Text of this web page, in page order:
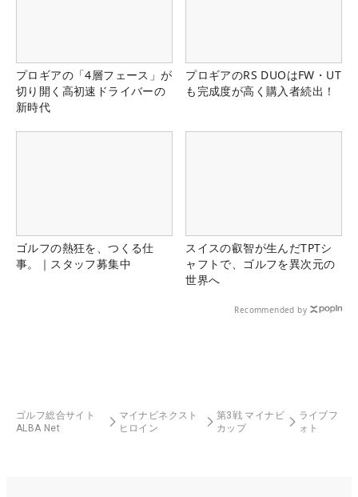
プロギアの「4層フェース」が
切り開く高初速ドライバーの
新時代
プロギアのRS DUOはFW・UT
も完成度が高く購入者続出！
ゴルフの熱狂を、つくる仕
事。｜スタッフ募集中
スイスの叡智が生んだTPTシ
ャフトで、ゴルフを異次元の
世界へ
Recommended by
ゴルフ総合サイト
ALBA Net
マイナビネクスト
ヒロイン
第3戦 マイナビ
カップ
ライブフ
ォト